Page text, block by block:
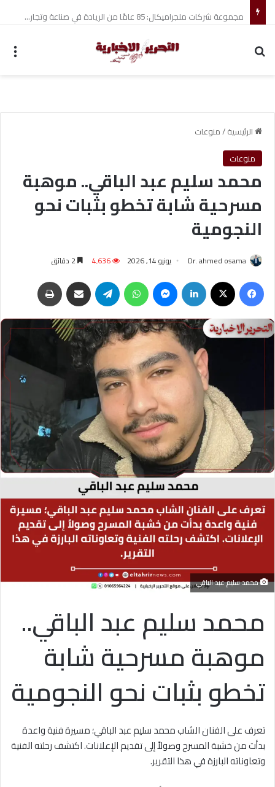
الرئيسية/منوعات
منوعات
محمد سليم عبد الباقي.. موهبة
مسرحية شابة تخطو بثبات نحو
النجومية
Dr. ahmed osama يونيو 14, 2026 4٬636
محمد سليم عبد الباقي
محمد سليم عبد الباقي..
موهبة مسرحية شابة
تخطو بثبات نحو النجومية
تعرف على الفنان الشاب محمد سليم عبد الباقي؛ مسيرة فنية واعدة
بدأت من خشبة المسرح وصولاً إلى تقديم الإعلانات. اكتشف رحلته الفنية
وتعاوناته البارزة في هذا التقرير.